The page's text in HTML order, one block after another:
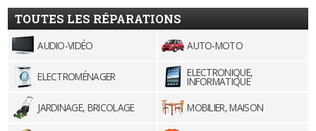
TOUTES LES RÉPARATIONS
AUDIO-VIDÉO AUTO-MOTO
ELECTROMÉNAGER ELECTRONIQUE,
INFORMATIQUE
JARDINAGE, BRICOLAGE
MOBILIER, MAISON